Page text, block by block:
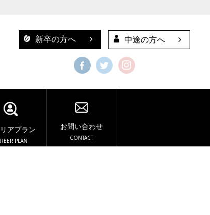
新卒の方へ 中途の方へ
アプラン
PLAN
お問い合わせ
CONTACT